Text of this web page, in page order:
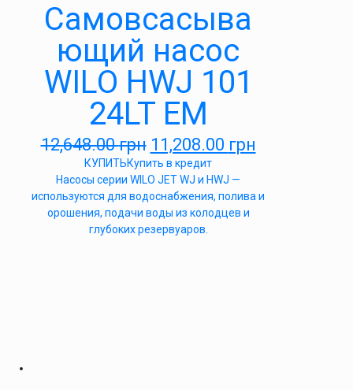
Самовсасыва
ющий насос
WILO HWJ 101
24LT EM
12,648.00грн 11,208.00 грн
КУПИТЬКупить в кредит
Насосы серии WILO JET WJ и HWJ —
используются для водоснабжения, полива и
орошения, подачи воды из колодцев и
глубоких резервуаров.